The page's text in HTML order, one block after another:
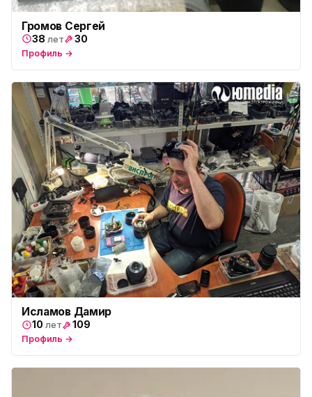
Громов Сергей
38 лет 30
Профиль →
Исламов Дамир
10 лет 109
Профиль →